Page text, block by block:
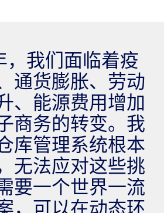
，我们面临着疫
通货膨胀、劳动
、能源费用增加
商务的转变。我
库管理系统根本
无法应对这些挑
要一个世界一流
，可以在动态环